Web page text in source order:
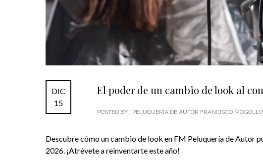
DIC
15
El poder de un cambio de look al
POSTED BY : PELUQUERÍA DE AUTOR FRANCISCO MOGOLLO
Descubre cómo un cambio de look en FM Peluquería de Autor
2026. ¡Atrévete a reinventarte este año!